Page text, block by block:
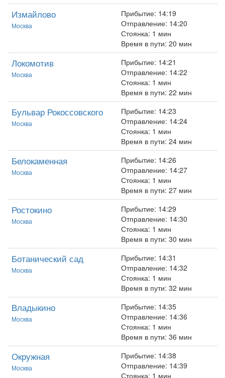
Измайлово
Москва
Прибытие: 14:19
Отправление: 14:20
Стоянка: 1 мин
Время в пути: 20 мин
Локомотив
Москва
Прибытие: 14:21
Отправление: 14:22
Стоянка: 1 мин
Время в пути: 22 мин
Бульвар Рокоссовского
Москва
Прибытие: 14:23
Отправление: 14:24
Стоянка: 1 мин
Время в пути: 24 мин
Белокаменная
Москва
Прибытие: 14:26
Отправление: 14:27
Стоянка: 1 мин
Время в пути: 27 мин
Ростокино
Москва
Прибытие: 14:29
Отправление: 14:30
Стоянка: 1 мин
Время в пути: 30 мин
Ботанический сад
Москва
Прибытие: 14:31
Отправление: 14:32
Стоянка: 1 мин
Время в пути: 32 мин
Владыкино
Москва
Прибытие: 14:35
Отправление: 14:36
Стоянка: 1 мин
Время в пути: 36 мин
Окружная
Москва
Прибытие: 14:38
Отправление: 14:39
Стоянка: 1 мин